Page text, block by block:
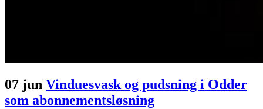
07 jun Vinduesvask og pudsning i Odder
som abonnementsløsning